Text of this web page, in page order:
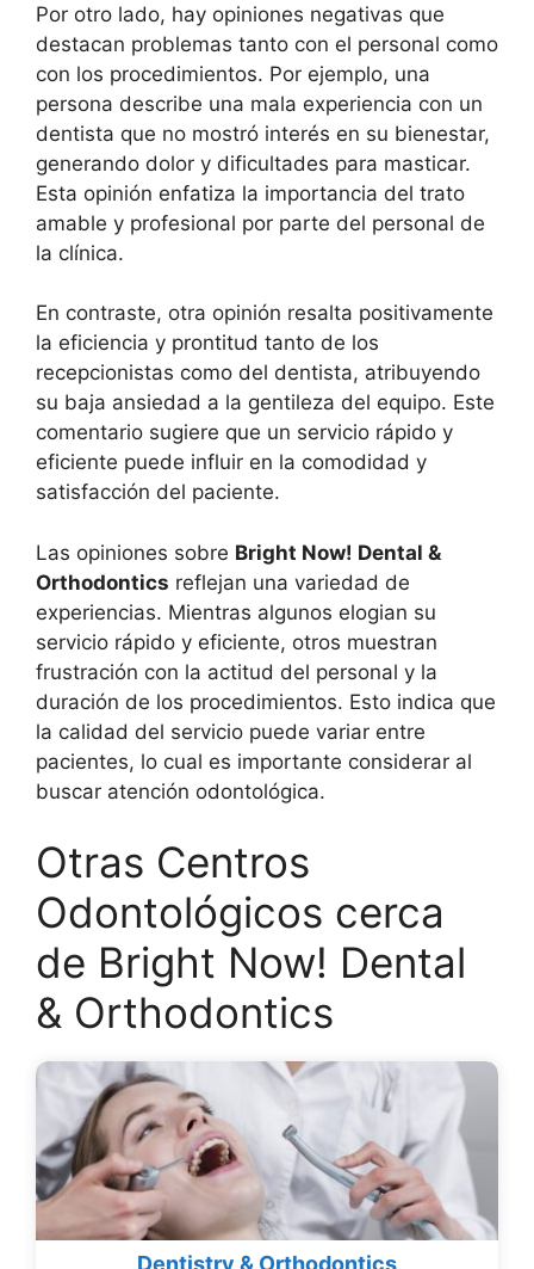
Por otro lado, hay opiniones negativas que
destacan problemas tanto con el personal como
con los procedimientos. Por ejemplo, una
persona describe una mala experiencia con un
dentista que no mostró interés en su bienestar,
generando dolor y dificultades para masticar.
Esta opinión enfatiza la importancia del trato
amable y profesional por parte del personal de
la clínica.
En contraste, otra opinión resalta positivamente
la eficiencia y prontitud tanto de los
recepcionistas como del dentista, atribuyendo
su baja ansiedad a la gentileza del equipo. Este
comentario sugiere que un servicio rápido y
eficiente puede influir en la comodidad y
satisfacción del paciente.
Las opiniones sobre Bright Now! Dental &
Orthodontics reflejan una variedad de
experiencias. Mientras algunos elogian su
servicio rápido y eficiente, otros muestran
frustración con la actitud del personal y la
duración de los procedimientos. Esto indica que
la calidad del servicio puede variar entre
pacientes, lo cual es importante considerar al
buscar atención odontológica.
Otras Centros
Odontológicos cerca
de Bright Now! Dental
& Orthodontics
Dentistry & Orthodontics